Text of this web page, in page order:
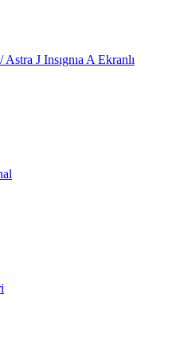
J Insıgnıa A Ekranlı